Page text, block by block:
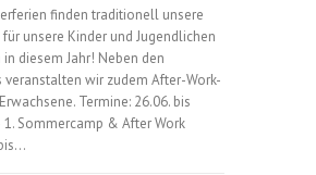
finden traditionell unsere
unsere Kinder und Jugendlichen
in diesem Jahr! Neben den
veranstalten wir zudem After-Work-
Termine: 26.06. bis
1. Sommercamp & After Work